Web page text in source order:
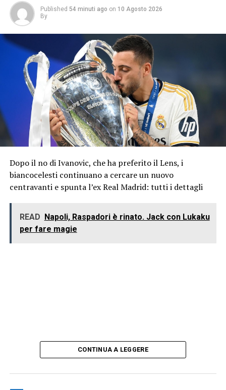
Published 54 minuti ago on 10 Agosto 2026
By
Dopo il no di Ivanovic, che ha preferito il Lens, i
biancocelesti continuano a cercare un nuovo
centravanti e spunta l’ex Real Madrid: tutti i dettagli
READ Napoli, Raspadori è rinato. Jack con Lukaku
per fare magie
CONTINUA A LEGGERE